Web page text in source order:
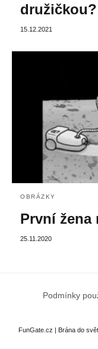
družičkou?
15.12.2021
OBRÁZKY
První žena
25.11.2020
Podmínky
FunGate.cz | Brána do